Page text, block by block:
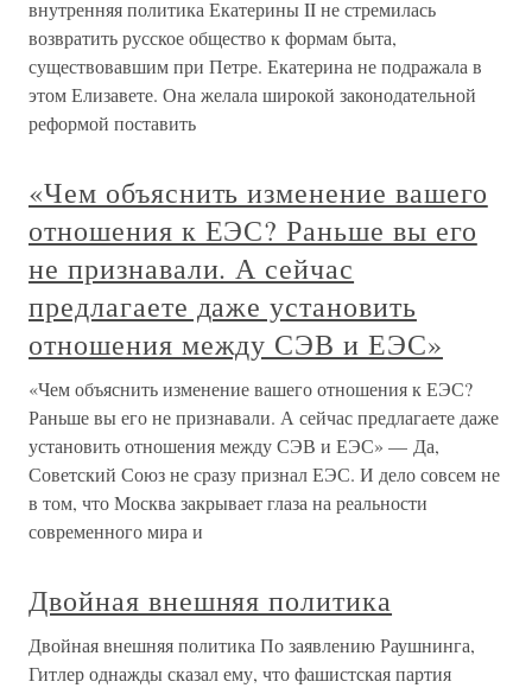
внутренняя политика Екатерины II не стремилась
возвратить русское общество к формам быта,
существовавшим при Петре. Екатерина не подражала в
этом Елизавете. Она желала широкой законодательной
реформой поставить
«Чем объяснить изменение вашего
отношения к ЕЭС? Раньше вы его
не признавали. А сейчас
предлагаете даже установить
отношения между СЭВ и ЕЭС»
«Чем объяснить изменение вашего отношения к ЕЭС?
Раньше вы его не признавали. А сейчас предлагаете даже
установить отношения между СЭВ и ЕЭС» — Да,
Советский Союз не сразу признал ЕЭС. И дело совсем не
в том, что Москва закрывает глаза на реальности
современного мира и
Двойная внешняя политика
Двойная внешняя политика По заявлению Раушнинга,
Гитлер однажды сказал ему, что фашистская партия